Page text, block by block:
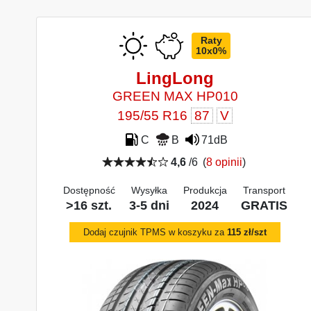
Raty
10x0%
LingLong
GREEN MAX HP010
195/55 R16 87 V
C B
71dB
4,6 /6 (8 opinii)
Dostępność
>16 szt.
Wysyłka
3-5 dni
Produkcja
2024
Transport
GRATIS
Dodaj czujnik TPMS w koszyku za 115 zł/szt